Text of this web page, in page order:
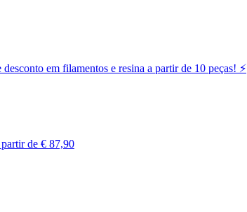
em filamentos e resina a partir de 10 peças! ⚡️
partir de € 87,90